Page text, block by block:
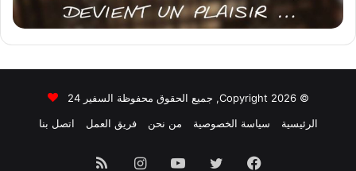
© Copyright 2026, جميع الحقوق محفوظة السفير 24
الرئيسية
سياسة الخصوصية من نحن فريق العمل اتصل بنا
فيسبوك تويتر يوتيوبانستقرامملخص